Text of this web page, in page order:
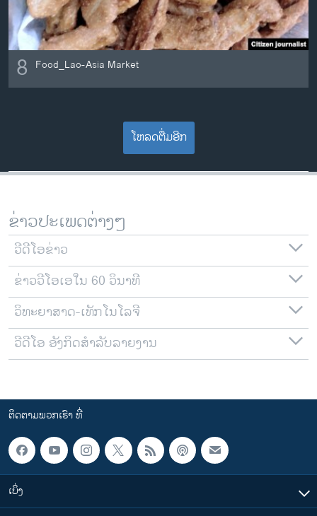
8 Food_Lao-Asia Market
ໂຫລດຕື່ມອີກ
ຂ່າວປະເພດຕ່າງໆ
ວີດີໂອຂ່າວ
ຂ່າວວີໂອເອໃນ 60 ວິນາທີ
ວິທະຍາສາດ-ເທັກໂນໂລຈີ
ວີດີໂອ ອັງກິດສຳລັບລາຍງານ
ຕິດຕາມພວກເຮົາ ທີ່
ເບິ່ງ